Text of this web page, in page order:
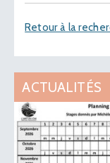
Retour à la
ACTUALITÉS